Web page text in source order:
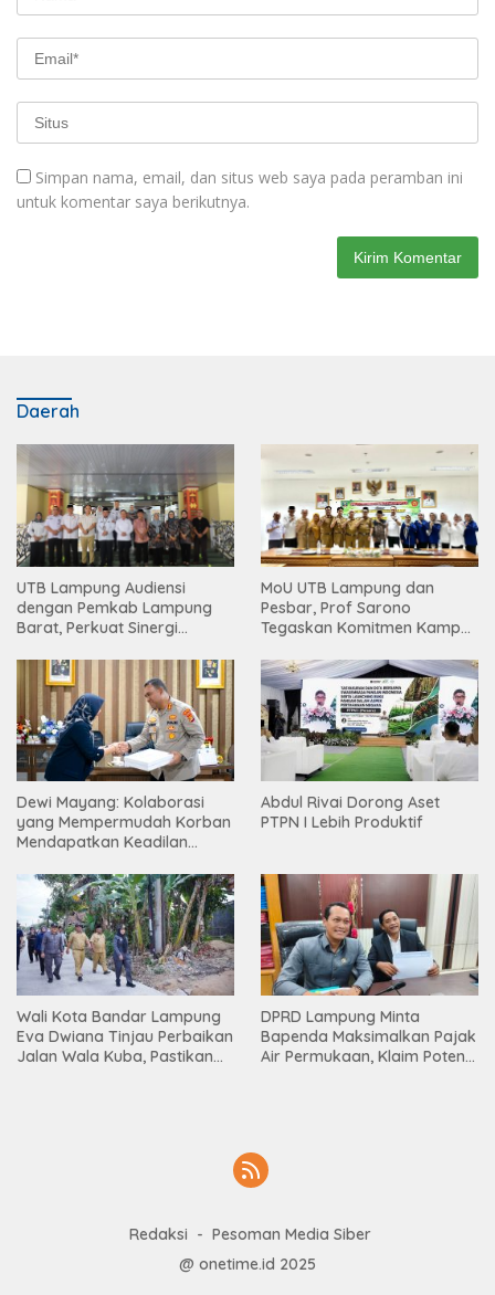
Simpan nama, email, dan situs web saya pada peramban ini
untuk komentar saya berikutnya.
Daerah
UTB Lampung Audiensi
dengan Pemkab Lampung
Barat, Perkuat Sinergi
Tinggi
MoU UTB Lampung dan
Pesbar, Prof Sarono
Tegaskan Komitmen Kampus
Masyarakat
Dewi Mayang: Kolaborasi
yang Mempermudah Korban
Mendapatkan Keadilan
Abdul Rivai Dorong Aset
PTPN I Lebih Produktif
Wali Kota Bandar Lampung
Eva Dwiana Tinjau Perbaikan
Jalan Wala Kuba, Pastikan
DPRD Lampung Minta
Bapenda Maksimalkan Pajak
Air Permukaan, Klaim Potensi
Redaksi
Pesoman Media Siber
@ onetime.id 2025